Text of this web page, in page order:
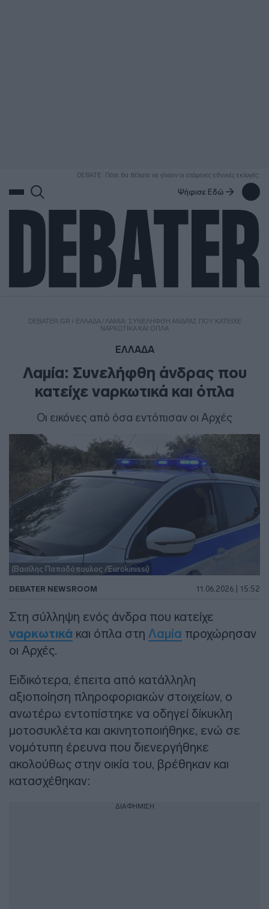
DEBATE: Πότε θα θέλατε να γίνουν οι επόμενες εθνικές εκλογές;
Ψήφισε Εδώ
DEBATER.GR / ΕΛΛΑΔΑ/ ΛΑΜΊΑ: ΣΥΝΕΛΉΦΘΗ ΆΝΔΡΑΣ ΠΟΥ ΚΑΤΕΊΧΕ
ΝΑΡΚΩΤΙΚΆ ΚΑΙ ΌΠΛΑ
ΕΛΛΑΔΑ
Λαμία: Συνελήφθη άνδρας που
κατείχε ναρκωτικά και όπλα
Οι εικόνες από όσα εντόπισαν οι Αρχές
(Βασίλης Παπαδόπουλος /Eurokinissi)
DEBATER NEWSROOM 11.06.2026 | 15:52
Στη σύλληψη ενός άνδρα που κατείχε
ναρκωτικά και όπλα στη Λαμία προχώρησαν
οι Αρχές.
Ειδικότερα, έπειτα από κατάλληλη
αξιοποίηση πληροφοριακών στοιχείων, ο
ανωτέρω εντοπίστηκε να οδηγεί δίκυκλη
μοτοσυκλέτα και ακινητοποιήθηκε, ενώ σε
νομότυπη έρευνα που διενεργήθηκε
ακολούθως στην οικία του, βρέθηκαν και
κατασχέθηκαν:
ΔΙΑΦΗΜΙΣΗ